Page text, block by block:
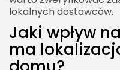
lokalnych dostawców.
Jaki wpływ
ma